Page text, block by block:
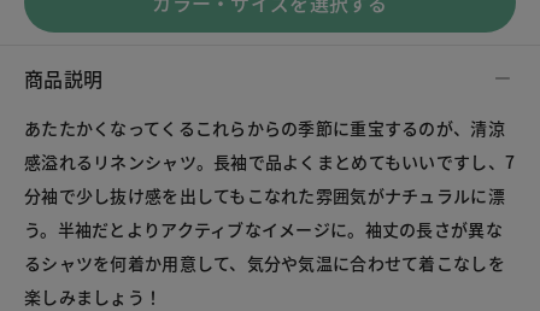
商品説明
あたたかくなってくるこれらからの季節に重宝するのが、清涼
感溢れるリネンシャツ。長袖で品よくまとめてもいいですし、7
分袖で少し抜け感を出してもこなれた雰囲気がナチュラルに漂
う。半袖だとよりアクティブなイメージに。袖丈の長さが異な
るシャツを何着か用意して、気分や気温に合わせて着こなしを
楽しみましょう！